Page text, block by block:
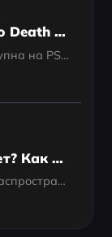
Руководство для новичков по Death Stranding 2: первые часы, основные заказы и ранние советы
Death Stranding 2: On the Beach доступна на PS5 и вышла 26 июня 2025 года. Если вы только начинаете, правильный подход прост: ставьте в приоритет Основные заказы. Это самый быстрый способ понять структуру игры, избежать раннего разочарования и не...
Meccha Chameleon не работает? Как исправить сообщения об ошибках, вылеты, баг с краской и проблемы со входом
Если вы столкнулись с постоянной распространённой ошибкой Meccha Chameleon, самый быстрый способ обойти сетевые ограничения на стороне сервера, резкие скачки пинга и нестабильные циклы аутентификации — использовать специализированный инструмент...